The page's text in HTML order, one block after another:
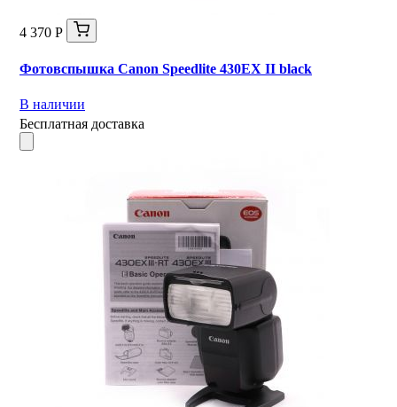
4 370 Р
Фотовспышка Canon Speedlite 430EX II black
В наличии
Бесплатная доставка